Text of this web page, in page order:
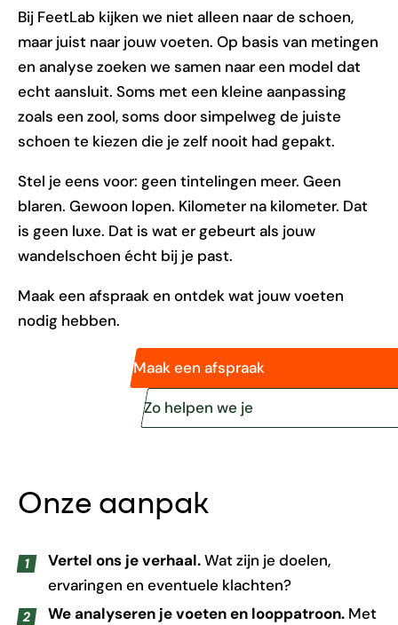
Bij FeetLab kijken we niet alleen naar de schoen,
maar juist naar jouw voeten. Op basis van metingen
en analyse zoeken we samen naar een model dat
echt aansluit. Soms met een kleine aanpassing
zoals een zool, soms door simpelweg de juiste
schoen te kiezen die je zelf nooit had gepakt.
Stel je eens voor: geen tintelingen meer. Geen
blaren. Gewoon lopen. Kilometer na kilometer. Dat
is geen luxe. Dat is wat er gebeurt als jouw
wandelschoen écht bij je past.
Maak een afspraak en ontdek wat jouw voeten
nodig hebben.
Maak een afspraak
Zo helpen we je
Onze aanpak
Vertel ons je verhaal.Wat zijn je doelen,
ervaringen en eventuele klachten?
We analyseren je voeten en looppatroon.Met